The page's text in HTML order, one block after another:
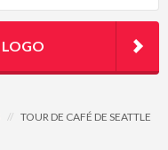
// TOUR DE CAFÉ DE SEATTLE
LOGO